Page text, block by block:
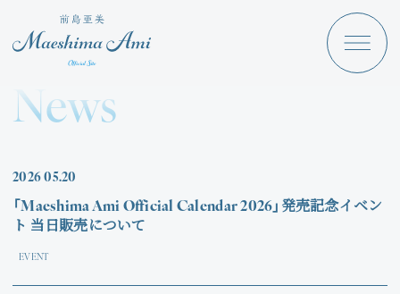
Maeshima Ami Discography
News
Store
News
202605.20
「Maeshima Ami Official Calendar 2026」発売記念イベン
ト 当日販売について
EVENT